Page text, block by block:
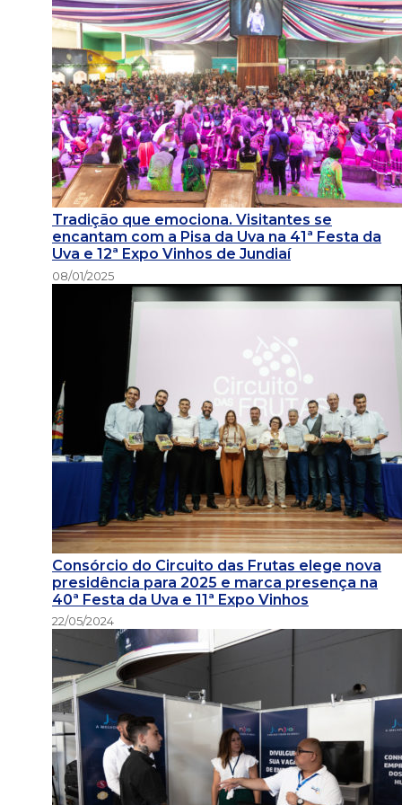
Tradição que emociona. Visitantes se
encantam com a Pisa da Uva na 41ª Festa da
Uva e 12ª Expo Vinhos de Jundiaí
08/01/2025
Consórcio do Circuito das Frutas elege nova
presidência para 2025 e marca presença na
40ª Festa da Uva e 11ª Expo Vinhos
22/05/2024